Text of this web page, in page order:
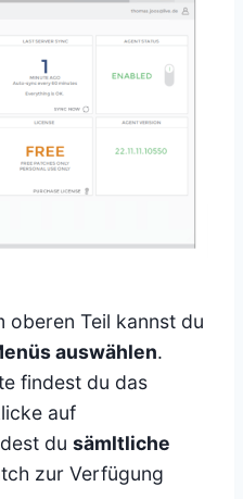
oberen Teil kannst du
auswählen.
findest du das
auf
du sämltliche
zur Verfügung